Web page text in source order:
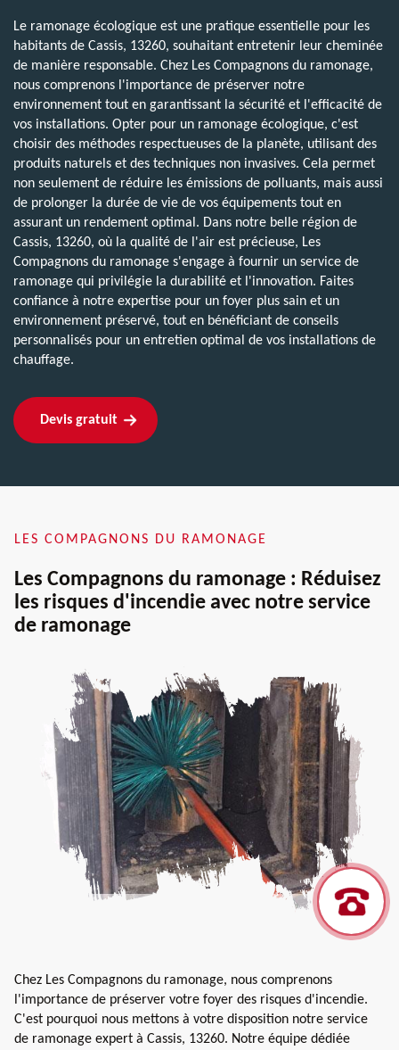
Le ramonage écologique est une pratique essentielle pour les
habitants de Cassis, 13260, souhaitant entretenir leur cheminée
de manière responsable. Chez Les Compagnons du ramonage,
nous comprenons l'importance de préserver notre
environnement tout en garantissant la sécurité et l'efficacité de
vos installations. Opter pour un ramonage écologique, c'est
choisir des méthodes respectueuses de la planète, utilisant des
produits naturels et des techniques non invasives. Cela permet
non seulement de réduire les émissions de polluants, mais aussi
de prolonger la durée de vie de vos équipements tout en
assurant un rendement optimal. Dans notre belle région de
Cassis, 13260, où la qualité de l'air est précieuse, Les
Compagnons du ramonage s'engage à fournir un service de
ramonage qui privilégie la durabilité et l'innovation. Faites
confiance à notre expertise pour un foyer plus sain et un
environnement préservé, tout en bénéficiant de conseils
personnalisés pour un entretien optimal de vos installations de
chauffage.
Devis gratuit
LES COMPAGNONS DU RAMONAGE
Les Compagnons du ramonage : Réduisez
les risques d'incendie avec notre service
de ramonage
Chez Les Compagnons du ramonage, nous comprenons
l'importance de préserver votre foyer des risques d'incendie.
C'est pourquoi nous mettons à votre disposition notre service
de ramonage expert à Cassis, 13260. Notre équipe dédiée